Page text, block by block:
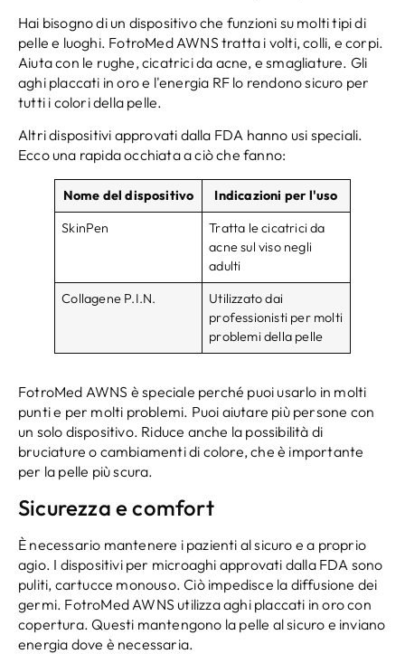
Hai bisogno di un dispositivo che funzioni su molti tipi di
pelle e luoghi. FotroMed AWNS tratta i volti, colli, e corpi.
Aiuta con le rughe, cicatrici da acne, e smagliature. Gli
aghi placcati in oro e l'energia RF lo rendono sicuro per
tutti i colori della pelle.
Altri dispositivi approvati dalla FDA hanno usi speciali.
Ecco una rapida occhiata a ciò che fanno:
Nome del dispositivo
Indicazioni per l'uso
SkinPen
Tratta le cicatrici da
acne sul viso negli
adulti
Collagene P.I.N.
Utilizzato dai
professionisti per molti
problemi della pelle
FotroMed AWNS è speciale perché puoi usarlo in molti
punti e per molti problemi. Puoi aiutare più persone con
un solo dispositivo. Riduce anche la possibilità di
bruciature o cambiamenti di colore, che è importante
per la pelle più scura.
Sicurezza e comfort
È necessario mantenere i pazienti al sicuro e a proprio
agio. I dispositivi per microaghi approvati dalla FDA sono
puliti, cartucce monouso. Ciò impedisce la diffusione dei
germi. FotroMed AWNS utilizza aghi placcati in oro con
copertura. Questi mantengono la pelle al sicuro e inviano
energia dove è necessaria.